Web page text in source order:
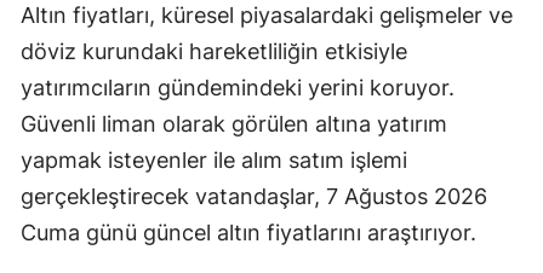
Altın fiyatları, küresel piyasalardaki gelişmeler ve
döviz kurundaki hareketliliğin etkisiyle
yatırımcıların gündemindeki yerini koruyor.
Güvenli liman olarak görülen altına yatırım
yapmak isteyenler ile alım satım işlemi
gerçekleştirecek vatandaşlar, 7 Ağustos 2026
Cuma günü güncel altın fiyatlarını araştırıyor.